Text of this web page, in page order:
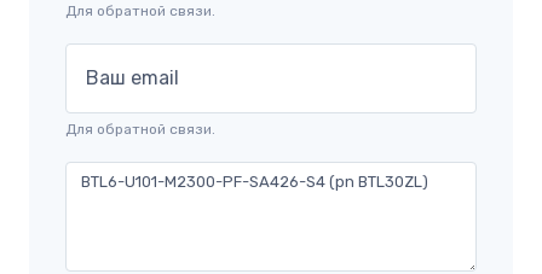
Для обратной связи.
Ваш email
Для обратной связи.